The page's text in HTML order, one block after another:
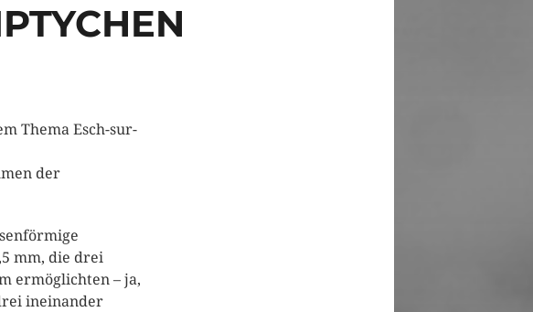
Thema Esch-sur-
der
mm, die drei
ermöglichten – ja,
ineinander